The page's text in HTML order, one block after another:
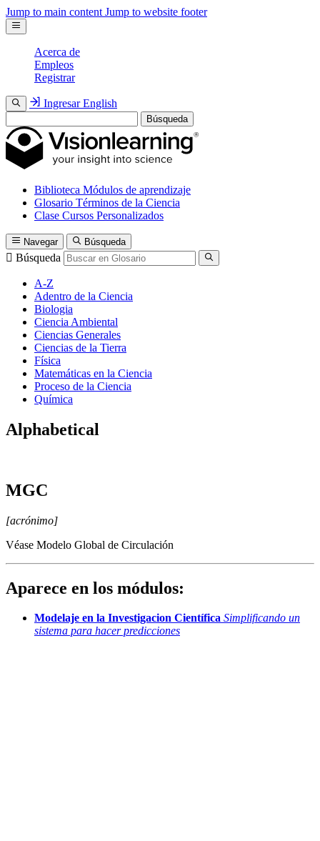
Jump to main content Jump to website footer
Acerca de
Empleos
Registrar
Ingresar English
Búsqueda
Biblioteca Módulos de aprendizaje
Glosario Términos de la Ciencia
Clase Cursos Personalizados
Navegar Búsqueda
Búsqueda
A-Z
Adentro de la Ciencia
Biologia
Ciencia Ambiental
Ciencias Generales
Ciencias de la Tierra
Física
Matemáticas en la Ciencia
Proceso de la Ciencia
Química
Alphabetical
MGC
[acrónimo]
Véase Modelo Global de Circulación
Aparece en los módulos:
Modelaje en la Investigacion Científica Simplificando un
sistema para hacer predicciones